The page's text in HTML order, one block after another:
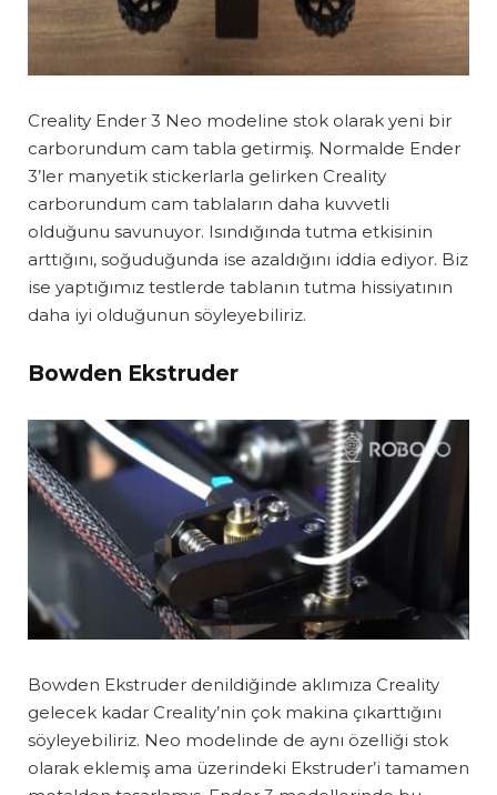
Creality Ender 3 Neo modeline stok olarak yeni bir
carborundum cam tabla getirmiş. Normalde Ender
3’ler manyetik stickerlarla gelirken Creality
carborundum cam tablaların daha kuvvetli
olduğunu savunuyor. Isındığında tutma etkisinin
arttığını, soğuduğunda ise azaldığını iddia ediyor. Biz
ise yaptığımız testlerde tablanın tutma hissiyatının
daha iyi olduğunun söyleyebiliriz.
Bowden Ekstruder
Bowden Ekstruder denildiğinde aklımıza Creality
gelecek kadar Creality’nin çok makina çıkarttığını
söyleyebiliriz. Neo modelinde de aynı özelliği stok
olarak eklemiş ama üzerindeki Ekstruder’i tamamen